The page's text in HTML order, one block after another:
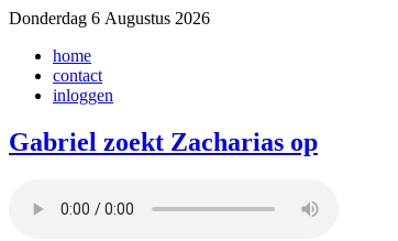
Donderdag 6 Augustus 2026
home
contact
inloggen
Gabriel zoekt Zacharias op